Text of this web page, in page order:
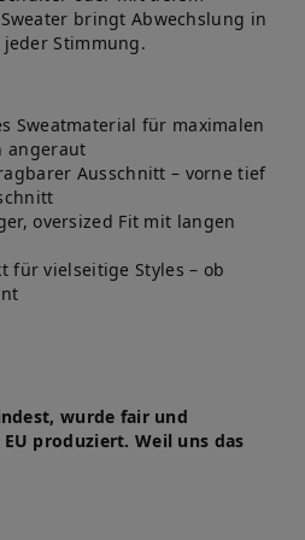
bringt Abwechslung in
Stimmung.
Sweatmaterial für maximalen
angeraut
Ausschnitt – vorne tief
oversized Fit mit langen
für vielseitige Styles – ob
wurde fair und
produziert. Weil uns das